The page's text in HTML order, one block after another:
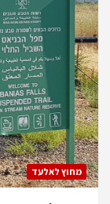
מחוץ לאלעד